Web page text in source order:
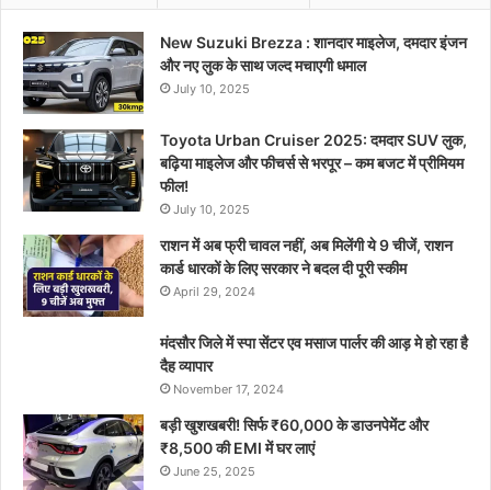
New Suzuki Brezza : शानदार माइलेज, दमदार इंजन
और नए लुक के साथ जल्द मचाएगी धमाल
July 10, 2025
Toyota Urban Cruiser 2025: दमदार SUV लुक,
बढ़िया माइलेज और फीचर्स से भरपूर – कम बजट में प्रीमियम
फील!
July 10, 2025
राशन में अब फ्री चावल नहीं, अब मिलेंगी ये 9 चीजें, राशन
कार्ड धारकों के लिए सरकार ने बदल दी पूरी स्कीम
April 29, 2024
मंदसौर जिले में स्पा सेंटर एव मसाज पार्लर की आड़ मे हो रहा है
दैह व्यापार
November 17, 2024
बड़ी खुशखबरी! सिर्फ ₹60,000 के डाउनपेमेंट और
₹8,500 की EMI में घर लाएं
June 25, 2025